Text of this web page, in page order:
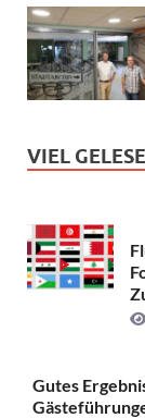
VIEL
Gutes